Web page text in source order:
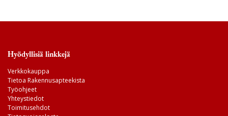
Hyödyllisiä linkkejä
Verkkokauppa
Tietoa Rakennusapteekista
Työohjeet
Yhteystiedot
Toimitusehdot